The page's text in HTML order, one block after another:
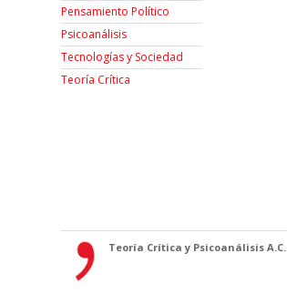
Pensamiento Político
Psicoanálisis
Tecnologías y Sociedad
Teoría Crítica
Teoría Crítica y Psicoanálisis A.C.